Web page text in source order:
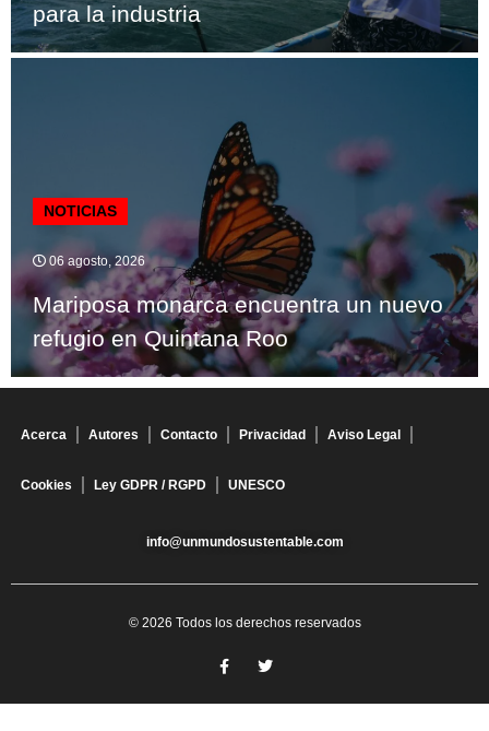
para la industria
NOTICIAS
06 agosto, 2026
Mariposa monarca encuentra un nuevo
refugio en Quintana Roo
Acerca Autores Contacto Privacidad Aviso Legal
Cookies Ley GDPR / RGPD UNESCO
info@unmundosustentable.com
© 2026 Todos los derechos reservados